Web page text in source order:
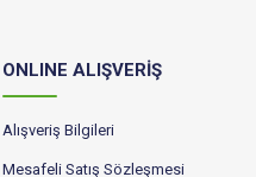
ONLINE ALIŞVERİŞ
Alışveriş Bilgileri
Mesafeli Satış Sözleşmesi